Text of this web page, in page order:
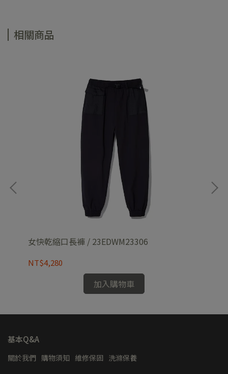
相關商品
女快乾縮口長褲 / 23EDWM23306
NT$4,280
加入購物車
基本Q&A
關於我們 購物須知 維修保固 洗滌保養